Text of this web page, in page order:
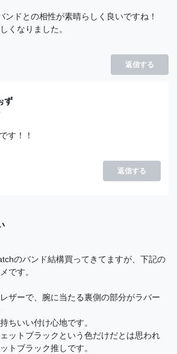
ンドとの相性が素晴らしく良いですね！
くなりました。
返信する
ず
す！！
返信する
のバンド結構買ってきてますが、下記の
です。
ザーで、腕に当たる裏側の部分がラバー
ちいい付け心地です。
ットブラックという色だけだとは思われ
トブラック推しです。